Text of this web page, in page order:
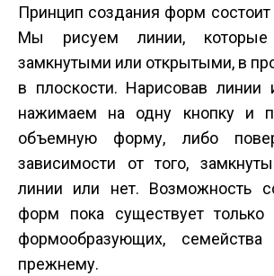
Принцип создания форм
Мы рисуем линии,
замкнутыми или открытыми, в
в плоскости. Нарисовав
нажимаем на одну кнопку и
объемную форму, либо
зависимости от того,
линии или нет. Возможность
форм пока существует только
формообразующих, семейства
прежнему.